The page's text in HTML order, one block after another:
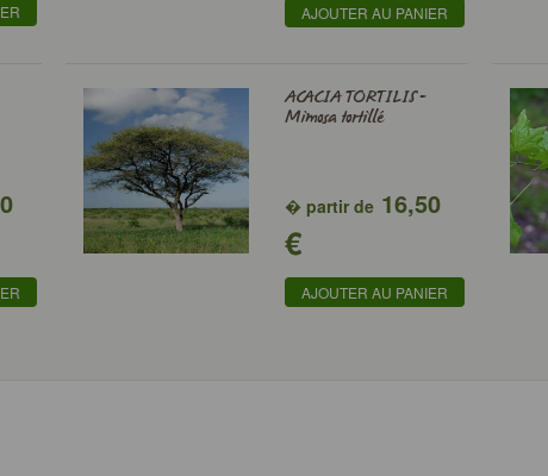
AJOUTER AU PANIER
ACACIA TORTILIS -
Mimosa tortillé
� partir de 16,50
€
AJOUTER AU PANIER